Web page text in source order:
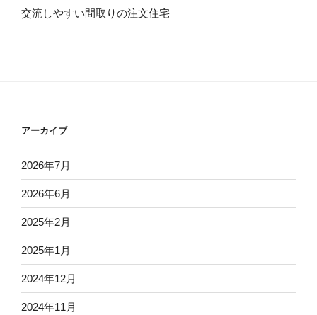
交流しやすい間取りの注文住宅
アーカイブ
2026年7月
2026年6月
2025年2月
2025年1月
2024年12月
2024年11月